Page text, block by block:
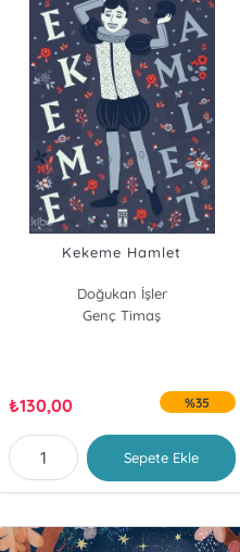
Kekeme Hamlet
Doğukan İşler
Genç Timaş
₺130,00 %35
Sepete Ekle